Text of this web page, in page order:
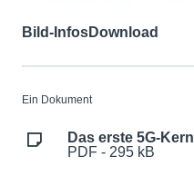
Bild-InfosDownload
Ein Dokument
Das erste 5G-
PDF - 295 kB